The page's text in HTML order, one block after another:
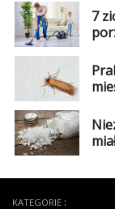
7
KATEGORIE